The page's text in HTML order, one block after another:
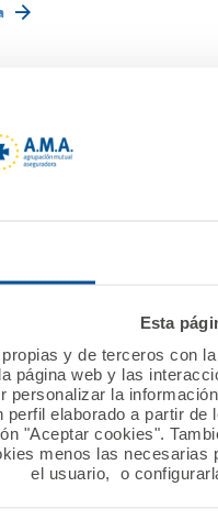
Esta
y de terceros con
página web y las
personalizar la
perfil elaborado a partir
"Aceptar cookies".
menos las
el usuario, o
2022
del Dr. Murillo,
de A.M.A., en el Máster
de la Medicina